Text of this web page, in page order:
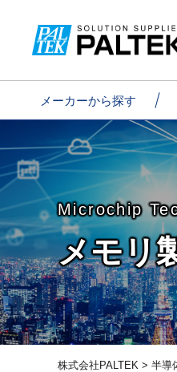
メーカーから探す
株式会社PALTEK > 半導
Microchip
メモリ